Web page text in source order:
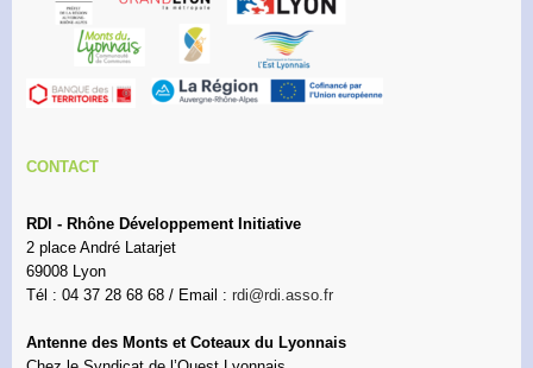
CONTACT
RDI - Rhône Développement Initiative
2 place André Latarjet
69008 Lyon
Tél : 04 37 28 68 68 / Email : rdi@rdi.asso.fr
Antenne des Monts et Coteaux du Lyonnais